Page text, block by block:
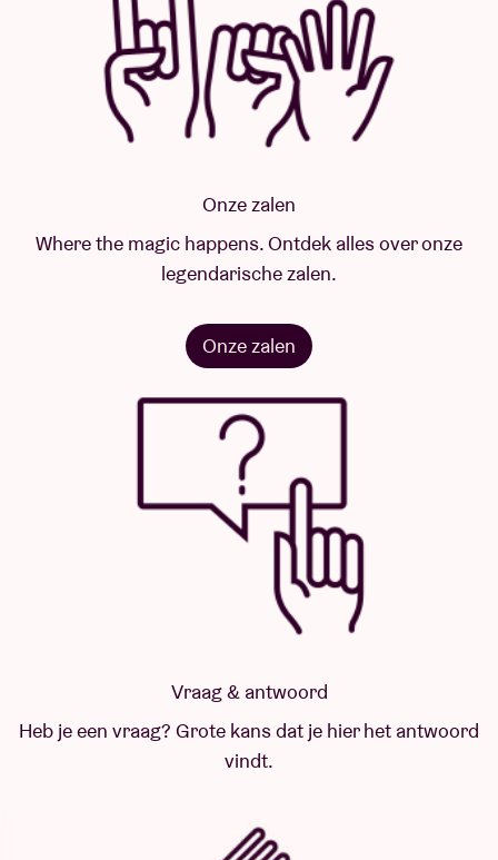
Onze zalen
Where the magic happens. Ontdek alles over onze
legendarische zalen.
Onze zalen
Vraag & antwoord
Heb je een vraag? Grote kans dat je hier het antwoord
vindt.